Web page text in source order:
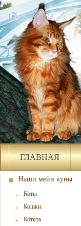
ГЛАВНАЯ
Наши мейн куны
Коты
Кошки
Котята